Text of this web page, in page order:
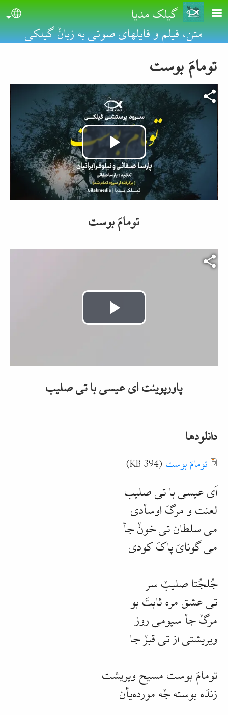
Skip to main content
گیلک مدیا
متن، فیلم و فایلهای صوتی به زبانٚ گیلکی
تومامَ بوست
Video file
Play
Video
تومامَ بوست
Video file
Play
پاورپوینت ای عیسی با تی صلیب
دانلودها
Document
تومامَ بوست (394 KB)
اَی عیسی با تی صلیب
لعنت و مرگَ اوسأدی
می سلطان تی خونٚ جأ
می گونایَ پاکَ کودی
جُلجُتا صلیبٚ سر
تی عشق مره ثابتَ بو
مرگٚ جأ سیومی روز
ویریشتی از تی قبرٚ جا
تومامَ بوست مسیح ویریشت
زندَه بوسته جٚه مورده‌یأن